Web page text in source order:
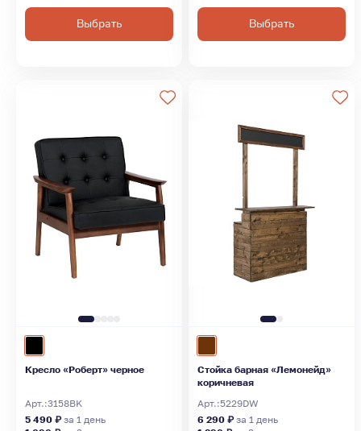
Выбрать Выбрать
Кресло «Роберт» черное
Арт.:3158BK
5 490 ₽за 1 день
Стойка барная «Лемонейд»
коричневая
Арт.:5229DW
6 290 ₽за 1 день